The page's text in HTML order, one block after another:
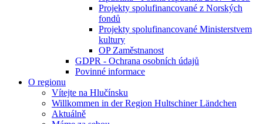
Projekty spolufinancované z Norských
fondů
Projekty spolufinancované Ministerstvem
kultury
OP Zaměstnanost
GDPR - Ochrana osobních údajů
Povinné informace
O regionu
Vítejte na Hlučínsku
Willkommen in der Region Hultschiner Ländchen
Aktuálně